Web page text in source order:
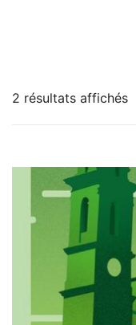
2 résultats affichés